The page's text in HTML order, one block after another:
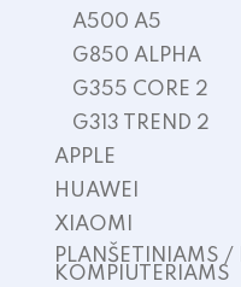
A500 A5
G850 ALPHA
G355 CORE 2
G313 TREND 2
APPLE
HUAWEI
XIAOMI
PLANŠETINIAMS
KOMPIUTERIAMS